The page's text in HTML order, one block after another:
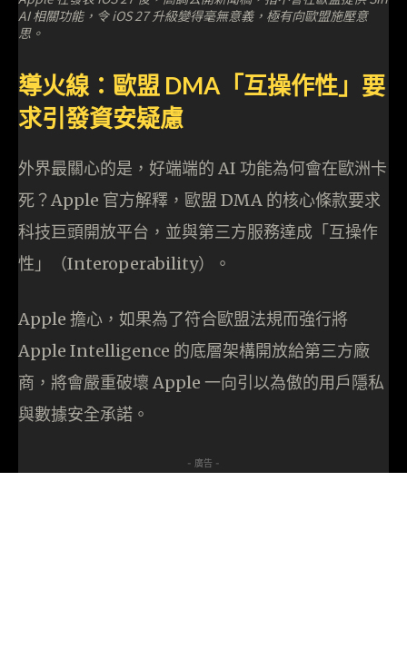
AI 相關功能，令 iOS 27 升級變得毫無意義，極有向歐盟施壓意
思。
導火線：歐盟 DMA「互操作性」要
求引發資安疑慮
外界最關心的是，好端端的 AI 功能為何會在歐洲卡
死？Apple 官方解釋，歐盟 DMA 的核心條款要求
科技巨頭開放平台，並與第三方服務達成「互操作
性」（Interoperability）。
Apple 擔心，如果為了符合歐盟法規而強行將
Apple Intelligence 的底層架構開放給第三方廠
商，將會嚴重破壞 Apple 一向引以為傲的用戶隱私
與數據安全承諾。
- 廣告 -